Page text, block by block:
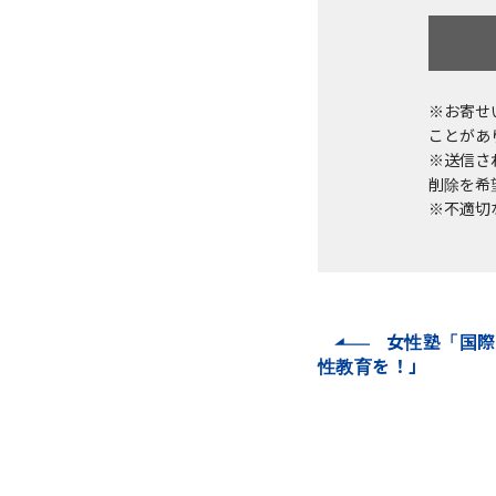
※お寄せ
ことがあ
※送信さ
削除を希
※不適切
女性塾「国
性教育を！」